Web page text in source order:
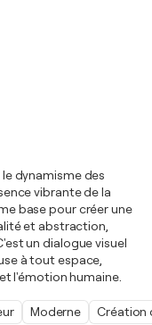
dynamisme des
vibrante de la
base pour créer une
et abstraction,
un dialogue visuel
à tout espace,
l'émotion humaine.
Moderne Création